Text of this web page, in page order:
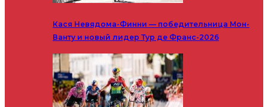
Кася Невядома-Финни — победительница Мон-
Ванту и новый лидер Тур де Франс-2026